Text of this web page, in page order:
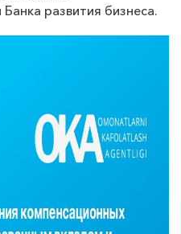
развития бизнеса.